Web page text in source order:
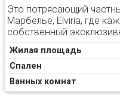
Это потрясающий
Марбелье, Elviria, где
собственный
Жилая площадь
Спален
Ванных комнат